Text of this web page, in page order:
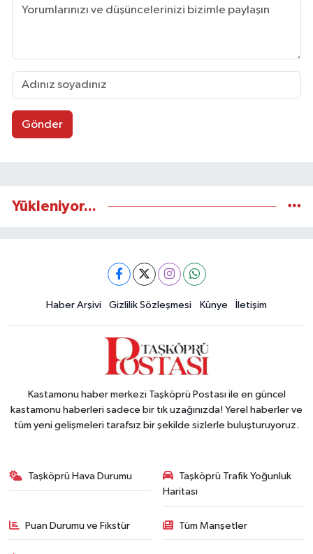
Gönder
Yükleniyor...
Haber Arşivi Gizlilik Sözleşmesi Künye İletişim
Kastamonu haber merkezi Taşköprü Postası ile en güncel
kastamonu haberleri sadece bir tık uzağınızda! Yerel haberler ve
tüm yeni gelişmeleri tarafsız bir şekilde sizlerle buluşturuyoruz.
Taşköprü Hava Durumu
Taşköprü Trafik Yoğunluk
Haritası
Puan Durumu ve Fikstür Tüm Manşetler